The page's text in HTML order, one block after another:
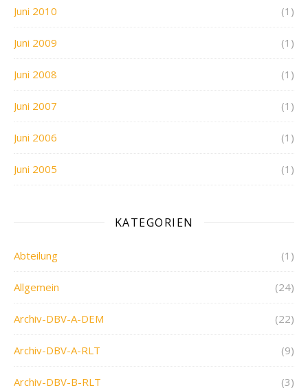
Juni 2010 (1)
Juni 2009 (1)
Juni 2008 (1)
Juni 2007 (1)
Juni 2006 (1)
Juni 2005 (1)
KATEGORIEN
Abteilung (1)
Allgemein (24)
Archiv-DBV-A-DEM (22)
Archiv-DBV-A-RLT (9)
Archiv-DBV-B-RLT (3)